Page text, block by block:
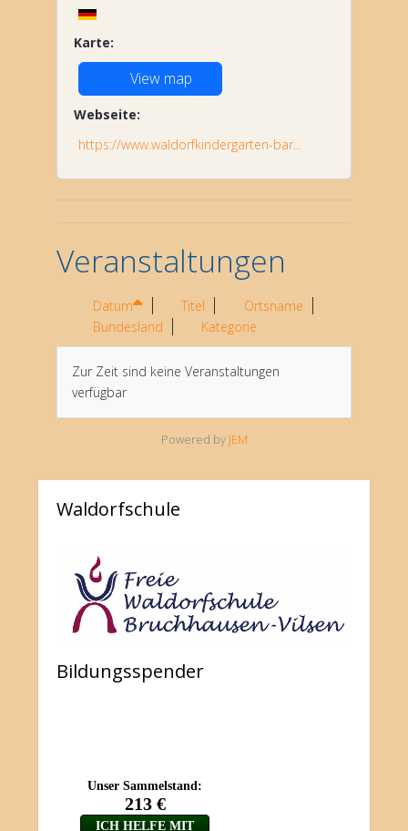
Karte:
View map
Webseite:
https://www.waldorfkindergarten-bar...
Veranstaltungen
Datum Titel
Ortsname
Bundesland
Kategorie
Zur Zeit sind keine Veranstaltungen
verfügbar
Powered by JEM
Waldorfschule
Bildungsspender